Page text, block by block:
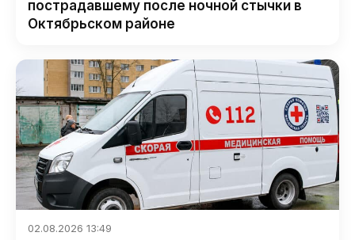
пострадавшему после ночной стычки в
Октябрьском районе
02.08.2026 13:49